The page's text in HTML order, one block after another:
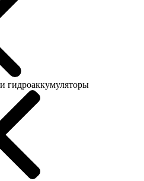
гидроаккумуляторы